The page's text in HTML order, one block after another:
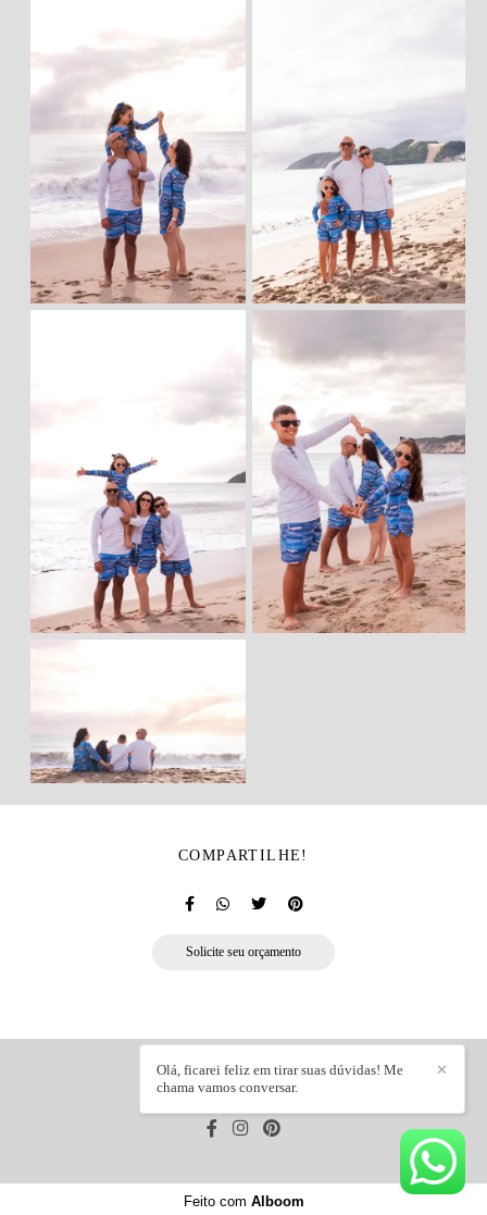
COMPARTILHE!
Solicite seu orçamento
FRANCINI TELES/CONTATO
✕
Olá, ficarei feliz em tirar suas dúvidas! Me
chama vamos conversar.
Feito com Alboom